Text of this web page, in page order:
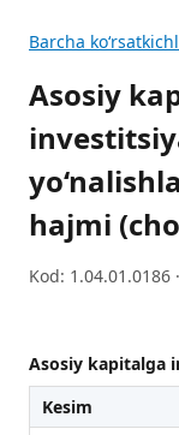
Barcha
Asosiy
hajmi
Kod: 1.04.01.0186
Asosiy kapitalga
Kesim